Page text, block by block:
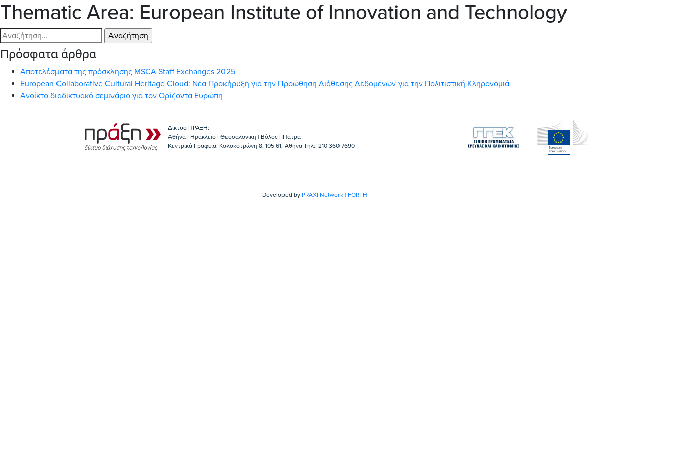
Thematic Area: European Institute of Innovation and Technology
Αναζήτηση
για:
Πρόσφατα άρθρα
Αποτελέσματα της πρόσκλησης MSCA Staff Exchanges 2025
European Collaborative Cultural Heritage Cloud: Νέα Προκήρυξη για την Προώθηση Διάθεσης Δεδομένων για την Πολιτιστική Κληρονομιά
Ανοίκτο διαδικτυακό σεμινάριο για τον Ορίζοντα Ευρώπη
Δίκτυο ΠΡΑΞΗ:
Αθήνα | Ηράκλειο | Θεσσαλονίκη | Βόλος | Πάτρα
Κεντρικά Γραφεία: Kολοκοτρώνη 8, 105 61, Αθήνα Τηλ:. 210 360 7690
Developed by PRAXI Network | FORTH